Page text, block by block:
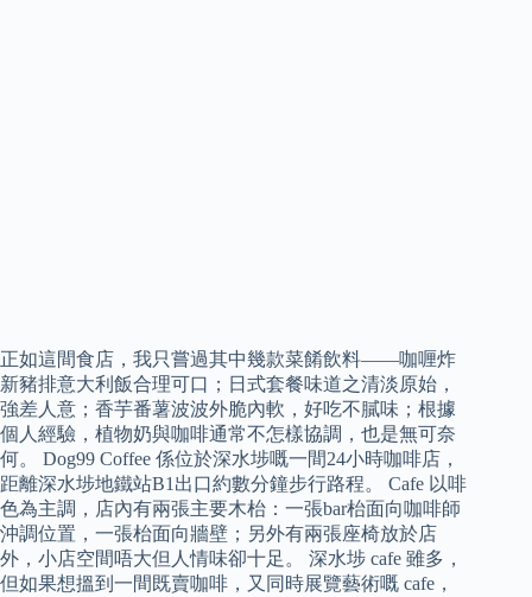
正如這間食店，我只嘗過其中幾款菜餚飲料——咖喱炸
新豬排意大利飯合理可口；日式套餐味道之清淡原始，
強差人意；香芋番薯波波外脆內軟，好吃不膩味；根據
個人經驗，植物奶與咖啡通常不怎樣協調，也是無可奈
何。 Dog99 Coffee 係位於深水埗嘅一間24小時咖啡店，
距離深水埗地鐵站B1出口約數分鐘步行路程。 Cafe 以啡
色為主調，店內有兩張主要木枱：一張bar枱面向咖啡師
沖調位置，一張枱面向牆壁；另外有兩張座椅放於店
外，小店空間唔大但人情味卻十足。 深水埗 cafe 雖多，
但如果想搵到一間既賣咖啡，又同時展覽藝術嘅 cafe，